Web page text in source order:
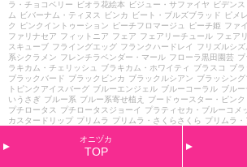
ラ・チョコベリー
ビオラ花絵本 ビジュー・サファイヤ ビデン
ム
ビバーナム・ティヌス ビンカ ビート・ブルズブラッド ピメ
ク
ピンクイントゥーション ピーチフロマージュ ピーチ姫 ファ
ファリナセア フィットニア フェア フェアリーチュール フェア
スキューブ フライングエッグ フランクハードレイ フリズルシズ
系シクラメン フレンチラベンダー・マール フローラ黒田園芸
ラキカム・チェリッシュ
ブラキカム・ホワイティ ブラスコ ブ
ブラックバード ブラックビンカ ブラックルシアン ブラッシング
トピンクアイスバーグ ブルーエンジェル ブルーコーラル ブル
いうさぎ ブルー系 ブルー系寄せ植え ブードゥースター・ピンク
プチロータス
プチロータスジョーイ プラティセカ・ブルーコメ
カスタードリップ プリムラ プリムラ・さくらさくら プリムラ・
プリムラ・ブルースプラッシュ プルマ
プレクトランサス プレミアム プレミアム
オニヅカ
TOP